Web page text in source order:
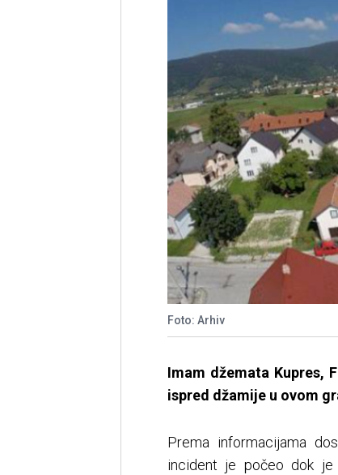
Foto: Arhiv
Imam džemata Kupres,
ispred džamije u ovom
Prema informacijama
incident je počeo dok je